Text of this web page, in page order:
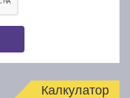
Калкулатор